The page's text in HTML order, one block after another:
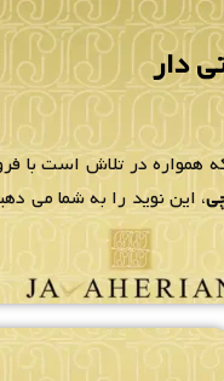
دار
که همواره در تلاش است با
، این نوید را به شما می